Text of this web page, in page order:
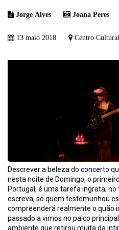
Jorge Alves Joana Peres
13 maio 2018 Centro
Descrever a beleza do concerto
nesta noite de Domingo, o
Portugal, é uma tarefa ingrata;
escreva, só quem testemunhou
compreenderá realmente o quão
passado a vimos no palco
ambiente que retirou muita da